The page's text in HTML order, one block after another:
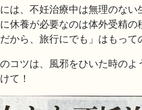
は、不妊治療中は無理のな
休養が必要なのは体外受精
だから、旅行にでも」はもっ
コツは、風邪をひいた時の
て！